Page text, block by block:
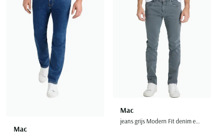
Mac
Mac
jeans grijs Modern Fit denim effen